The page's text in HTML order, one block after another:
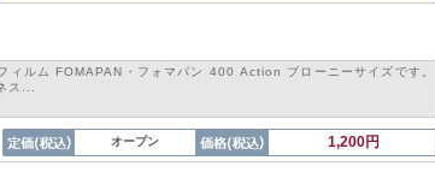
ィルム FOMAPAN・フォマパン 400 Action ブローニーサイズです。
ス...
オープン 1,200円